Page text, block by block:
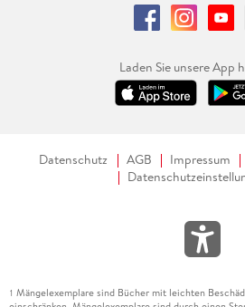
Laden Sie unsere App
Datenschutz AGB Impressum
1 Mängelexemplare sind Bücher mit leichten